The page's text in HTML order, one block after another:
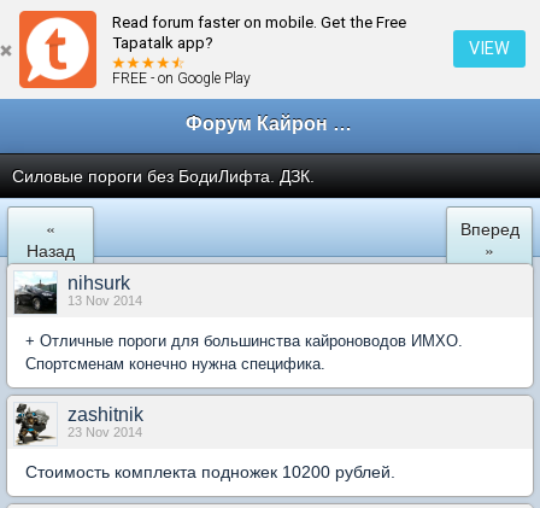
Read forum faster on mobile. Get the Free
Tapatalk app?
FREE - on Google Play
VIEW
← Доп. оборудование и Тюнинг
Форум Кайрон клана
Силовые пороги без БодиЛифта. ДЗК.
«
Назад
Вперед
»
nihsurk
13 Nov 2014
+ Отличные пороги для большинства кайроноводов ИМХО.
Спортсменам конечно нужна специфика.
zashitnik
23 Nov 2014
Стоимость комплекта подножек 10200 рублей.